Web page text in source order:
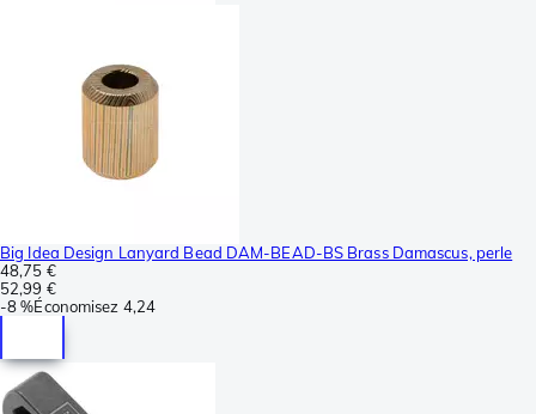
Big Idea Design Lanyard Bead DAM-BEAD-BS Brass Damascus, perle
48,75 €
52,99 €
-8 %Économisez 4,24